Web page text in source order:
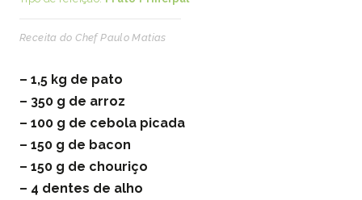
Receita do Chef Paulo Matias
– 1,5 kg de pato
– 350 g de arroz
– 100 g de cebola picada
– 150 g de bacon
– 150 g de chouriço
– 4 dentes de alho